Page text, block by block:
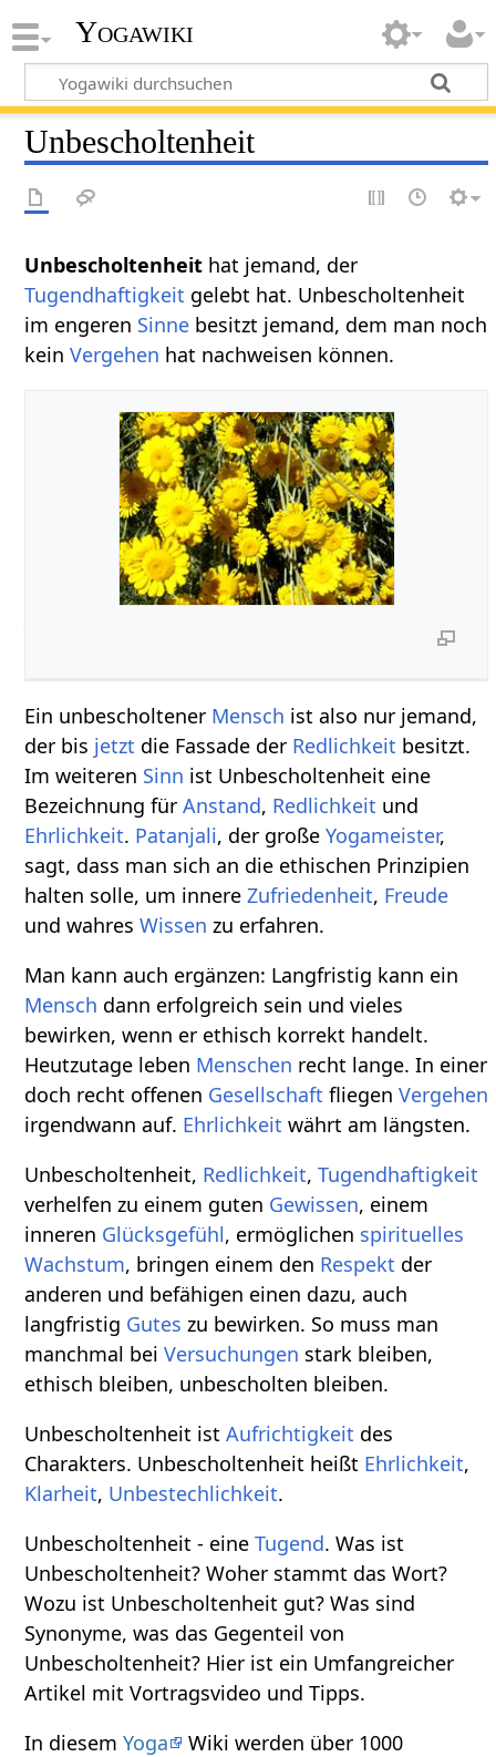
Yogawiki
Unbescholtenheit
Unbescholtenheit hat jemand, der
Tugendhaftigkeit gelebt hat. Unbescholtenheit
im engeren Sinne besitzt jemand, dem man noch
keinVergehen hat nachweisen können.
Ein unbescholtener Mensch ist also nur jemand,
der bis jetzt die Fassade der Redlichkeit besitzt.
Im weiteren Sinn ist Unbescholtenheit eine
Bezeichnung fürAnstand, Redlichkeit und
Ehrlichkeit. Patanjali, der großeYogameister,
sagt, dass man sich an die ethischen Prinzipien
halten solle, um innereZufriedenheit, Freude
und wahresWissen zu erfahren.
Man kann auch ergänzen: Langfristig kann ein
Mensch dann erfolgreich sein und vieles
bewirken, wenn er ethisch korrekt handelt.
Heutzutage leben Menschen recht lange. In einer
doch recht offenen Gesellschaft fliegenVergehen
irgendwann auf. Ehrlichkeit währt am längsten.
Unbescholtenheit, Redlichkeit,Tugendhaftigkeit
verhelfen zu einem guten Gewissen, einem
inneren Glücksgefühl, ermöglichen spirituelles
Wachstum, bringen einem den Respekt der
anderen und befähigen einen dazu, auch
langfristig Gutes zu bewirken. So muss man
manchmal beiVersuchungen stark bleiben,
ethisch bleiben, unbescholten bleiben.
Unbescholtenheit istAufrichtigkeit des
Charakters. Unbescholtenheit heißt Ehrlichkeit,
Klarheit, Unbestechlichkeit.
Unbescholtenheit - eineTugend. Was ist
Unbescholtenheit? Woher stammt das Wort?
Wozu ist Unbescholtenheit gut? Was sind
Synonyme, was das Gegenteil von
Unbescholtenheit? Hier ist ein Umfangreicher
Artikel mit Vortragsvideo und Tipps.
In diesemYoga
Wiki werden über 1000